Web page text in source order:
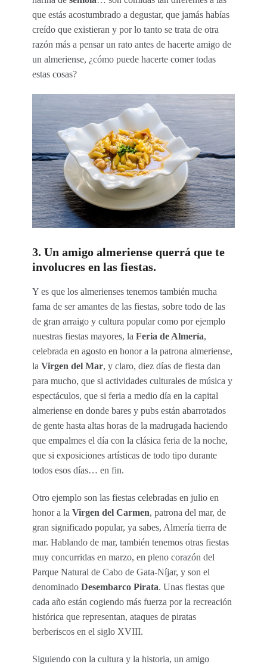
que estás acostumbrado a degustar, que jamás habías
creído que existieran y por lo tanto se trata de otra
razón más a pensar un rato antes de hacerte amigo de
un almeriense, ¿cómo puede hacerte comer todas
estas cosas?
3. Un amigo almeriense querrá que te
involucres en las fiestas.
Y es que los almerienses tenemos también mucha
fama de ser amantes de las fiestas, sobre todo de las
de gran arraigo y cultura popular como por ejemplo
nuestras fiestas mayores, la Feria de Almería,
celebrada en agosto en honor a la patrona almeriense,
la Virgen del Mar, y claro, diez días de fiesta dan
para mucho, que si actividades culturales de música y
espectáculos, que si feria a medio día en la capital
almeriense en donde bares y pubs están abarrotados
de gente hasta altas horas de la madrugada haciendo
que empalmes el día con la clásica feria de la noche,
que si exposiciones artísticas de todo tipo durante
todos esos días… en fin.
Otro ejemplo son las fiestas celebradas en julio en
honor a la Virgen del Carmen, patrona del mar, de
gran significado popular, ya sabes, Almería tierra de
mar. Hablando de mar, también tenemos otras fiestas
muy concurridas en marzo, en pleno corazón del
Parque Natural de Cabo de Gata-Níjar, y son el
denominado Desembarco Pirata. Unas fiestas que
cada año están cogiendo más fuerza por la recreación
histórica que representan, ataques de piratas
berberiscos en el siglo XVIII.
Siguiendo con la cultura y la historia, un amigo